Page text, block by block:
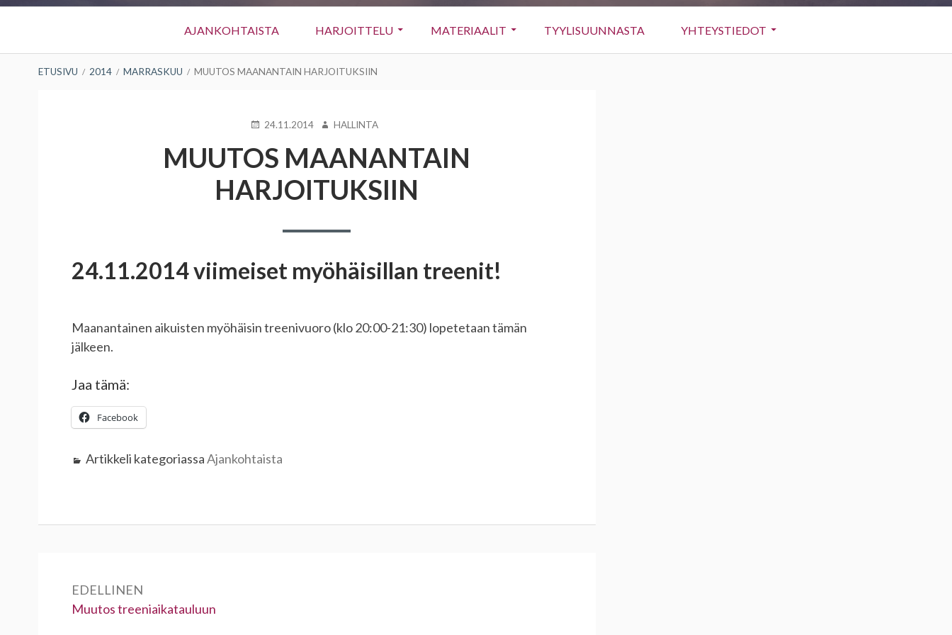
AJANKOHTAISTA HARJOITTELU MATERIAALIT TYYLISUUNNASTA YHTEYSTIEDOT
MURUPOLKU
ETUSIVU 2014 MARRASKUU MUUTOS MAANANTAIN HARJOITUKSIIN
KIRJOITETTU
24.11.2014 KIRJOITTAJA
HALLINTA
MUUTOS MAANANTAIN
HARJOITUKSIIN
24.11.2014 viimeiset myöhäisillan treenit!
Maanantainen aikuisten myöhäisin treenivuoro (klo 20:00-21:30) lopetetaan tämän
jälkeen.
Jaa tämä:
Facebook
Artikkeli kategoriassaAjankohtaista
selaus
EDELLINEN
Edellinen:
Muutos treeniaikatauluun